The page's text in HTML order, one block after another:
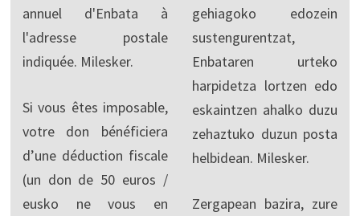
annuel d'Enbata à
l'adresse postale
indiquée. Milesker.
Si vous êtes imposable,
votre don bénéficiera
d’une déduction fiscale
(un don de 50 euros /
eusko ne vous en
gehiagoko edozein
sustengurentzat,
Enbataren urteko
harpidetza lortzen edo
eskaintzen ahalko duzu
zehaztuko duzun posta
helbidean. Milesker.
Zergapean bazira, zure